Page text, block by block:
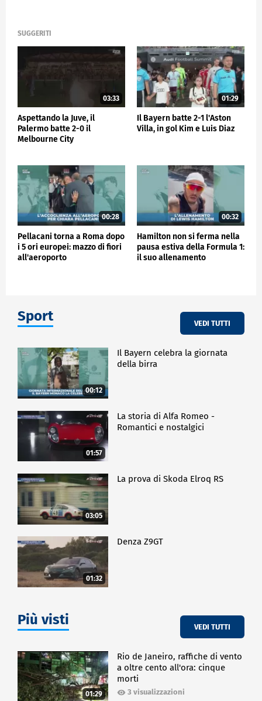
SUGGERITI
03:33
Aspettando la Juve, il
Palermo batte 2-0 il
Melbourne City
01:29
Il Bayern batte 2-1 l'Aston
Villa, in gol Kim e Luis Diaz
00:28
Pellacani torna a Roma dopo
i 5 ori europei: mazzo di fiori
all'aeroporto
00:32
Hamilton non si ferma nella
pausa estiva della Formula 1:
il suo allenamento
Sport VEDI TUTTI
00:12
Il Bayern celebra la giornata
della birra
01:57
La storia di Alfa Romeo -
Romantici e nostalgici
03:05
La prova di Skoda Elroq RS
01:32
Denza Z9GT
Più visti VEDI TUTTI
01:29
Rio de Janeiro, raffiche di vento
a oltre cento all'ora: cinque
morti
3 visualizzazioni